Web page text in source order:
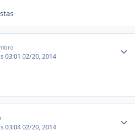
03:0102/20, 2014
03:0402/20, 2014